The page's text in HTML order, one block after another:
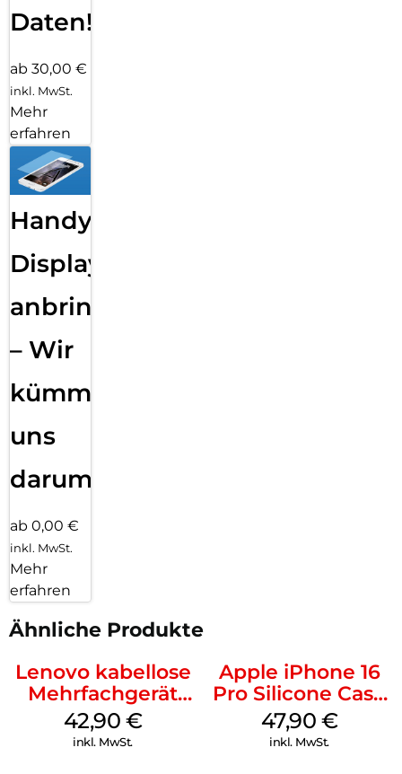
Daten!
ab 30,00 €
inkl. MwSt.
Mehr
erfahren
Handy
Displayfolie
anbringen
– Wir
kümmern
uns
darum!
ab 0,00 €
inkl. MwSt.
Mehr
erfahren
Ähnliche Produkte
Lenovo kabellose
Mehrfachgerät
Luna Grey
42,90 €
inkl. MwSt.
Apple iPhone 16
Pro Silicone Case
MagSafe Denim
47,90 €
inkl. MwSt.